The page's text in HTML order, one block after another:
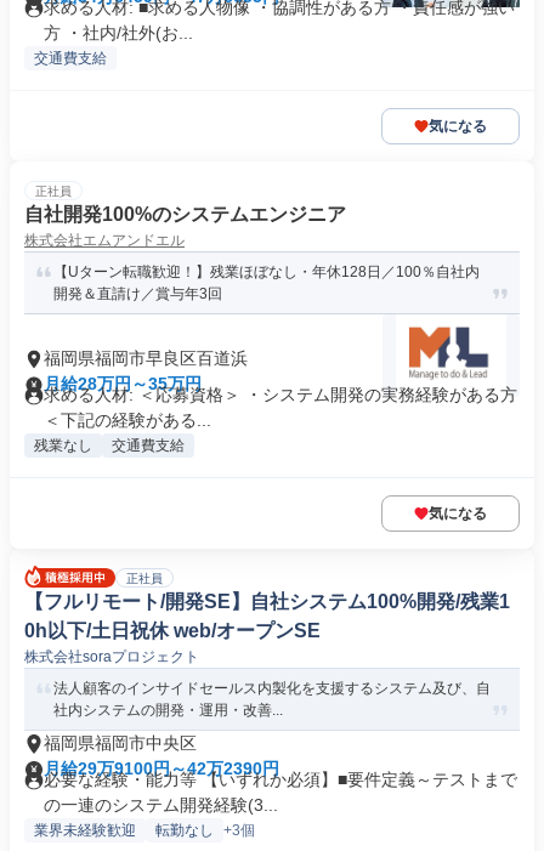
求める人材: ■求める人物像 ・協調性がある方 ・責任感が強い
方 ・社内/社外(お...
交通費支給
気になる
正社員
自社開発100%のシステムエンジニア
株式会社エムアンドエル
【Uターン転職歓迎！】残業ほぼなし・年休128日／100％自社内
開発＆直請け／賞与年3回
福岡県福岡市早良区百道浜
月給28万円～35万円
求める人材: ＜応募資格＞ ・システム開発の実務経験がある方
＜下記の経験がある...
残業なし 交通費支給
気になる
正社員
【フルリモート/開発SE】自社システム100%開発/残業1
0h以下/土日祝休 web/オープンSE
株式会社soraプロジェクト
法人顧客のインサイドセールス内製化を支援するシステム及び、自
社内システムの開発・運用・改善...
福岡県福岡市中央区
月給29万9100円～42万2390円
必要な経験・能力等 【いずれか必須】■要件定義～テストまで
の一連のシステム開発経験(3...
業界未経験歓迎 転勤なし +3個